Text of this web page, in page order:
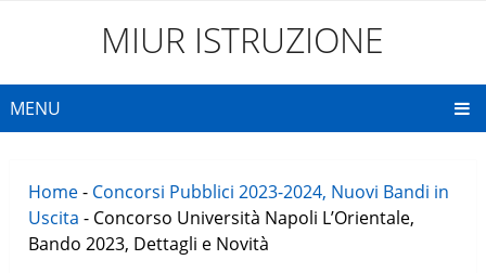
MIUR ISTRUZIONE
MENU
Home- Concorsi Pubblici 2023-2024, Nuovi Bandi in
Uscita - Concorso Università Napoli L’Orientale,
Bando 2023, Dettagli e Novità